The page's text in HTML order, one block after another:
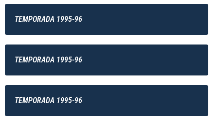
TEMPORADA 1995-96
TEMPORADA 1995-96
TEMPORADA 1995-96